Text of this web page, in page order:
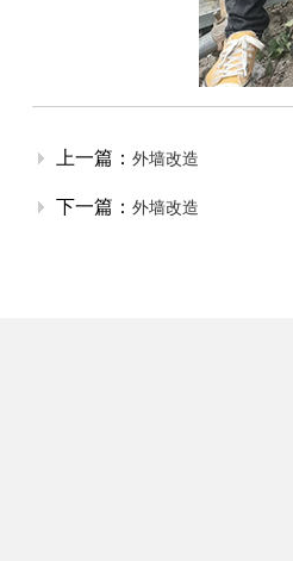
上一篇： 外墙改造
下一篇： 外墙改造